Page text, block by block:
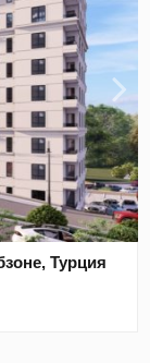
Турция